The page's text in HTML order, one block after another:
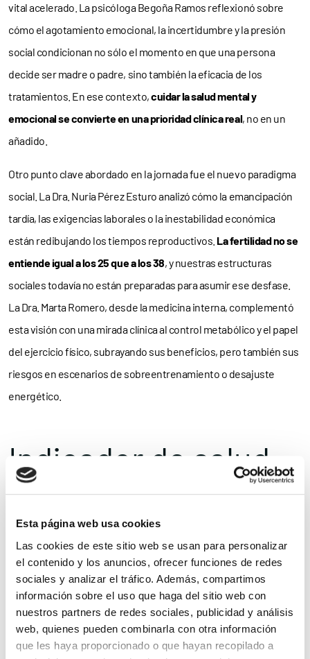
Esta página web usa cookies
Las cookies de este sitio web se usan para personalizar
el contenido y los anuncios, ofrecer funciones de redes
sociales y analizar el tráfico. Además, compartimos
información sobre el uso que haga del sitio web con
nuestros partners de redes sociales, publicidad y análisis
web, quienes pueden combinarla con otra información
que les haya proporcionado o que hayan recopilado a
vital acelerado. La psicóloga Begoña Ramos reflexionó sobre
cómo el agotamiento emocional, la incertidumbre y la presión
social condicionan no sólo el momento en que una persona
decide ser madre o padre, sino también la eficacia de los
tratamientos. En ese contexto,cuidar la salud mental y
emocional se convierte en una prioridad clínica real, no en un
añadido.
Otro punto clave abordado en la jornada fue el nuevo paradigma
social. La Dra. Nuria Pérez Esturo analizó cómo la emancipación
tardía, las exigencias laborales o la inestabilidad económica
están redibujando los tiempos reproductivos. La fertilidad no se
entiende igual a los 25 que a los 38, y nuestras estructuras
sociales todavía no están preparadas para asumir ese desfase.
La Dra. Marta Romero, desde la medicina interna, complementó
esta visión con una mirada clínica al control metabólico y el papel
del ejercicio físico, subrayando sus beneficios, pero también sus
riesgos en escenarios de sobreentrenamiento o desajuste
energético.
Indicador de salud
global
La Dra. Laura Blasco cerró el encuentro con una visión de futuro:
la medicina reproductiva avanza con herramientas como la
inteligencia artificial, la personalización del tratamiento o nuevos
enfoques en estimulación ovárica. Pero ese futuro no será
completo si olvidamos que,antes que la técnica, está la persona.